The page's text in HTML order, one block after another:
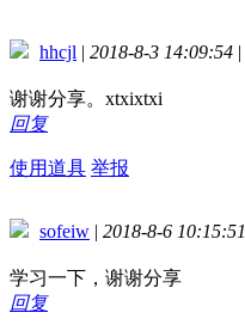
hhcjl | 2018-8-3 14:09:54 |
谢谢分享。xtxixtxi
回复
使用道具 举报
sofeiw | 2018-8-6 10:15:51
学习一下，谢谢分享
回复